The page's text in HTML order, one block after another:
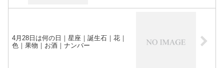
4月28日は何の日｜星座｜誕生石｜花｜
色｜果物｜お酒｜ナンバー